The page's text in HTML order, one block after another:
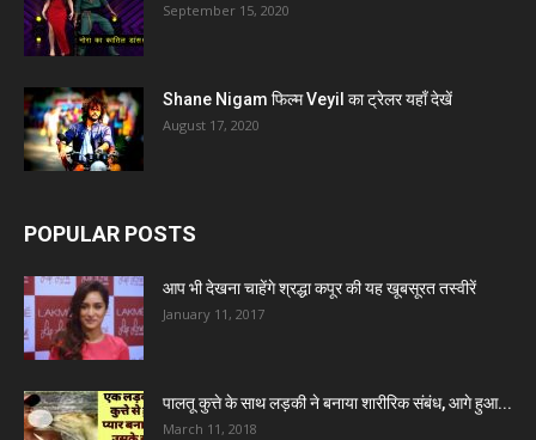
September 15, 2020
Shane Nigam फिल्म Veyil का ट्रेलर यहाँ देखें
August 17, 2020
POPULAR POSTS
आप भी देखना चाहेंगे श्रद्धा कपूर की यह खूबसूरत तस्वीरें
January 11, 2017
पालतू कुत्ते के साथ लड़की ने बनाया शारीरिक संबंध, आगे हुआ...
March 11, 2018